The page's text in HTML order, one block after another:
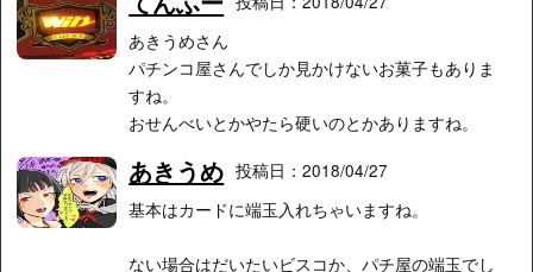
あきうめさん
パチンコ屋さんでしか見かけないお菓子もありま
すね。
おせんべいとかやたら硬いのとかありますね。
あきうめ 投稿日：2018/04/27
基本はカードに端玉入れちゃいますね。
ない場合はだいたいビスコか、パチ屋の端玉でし